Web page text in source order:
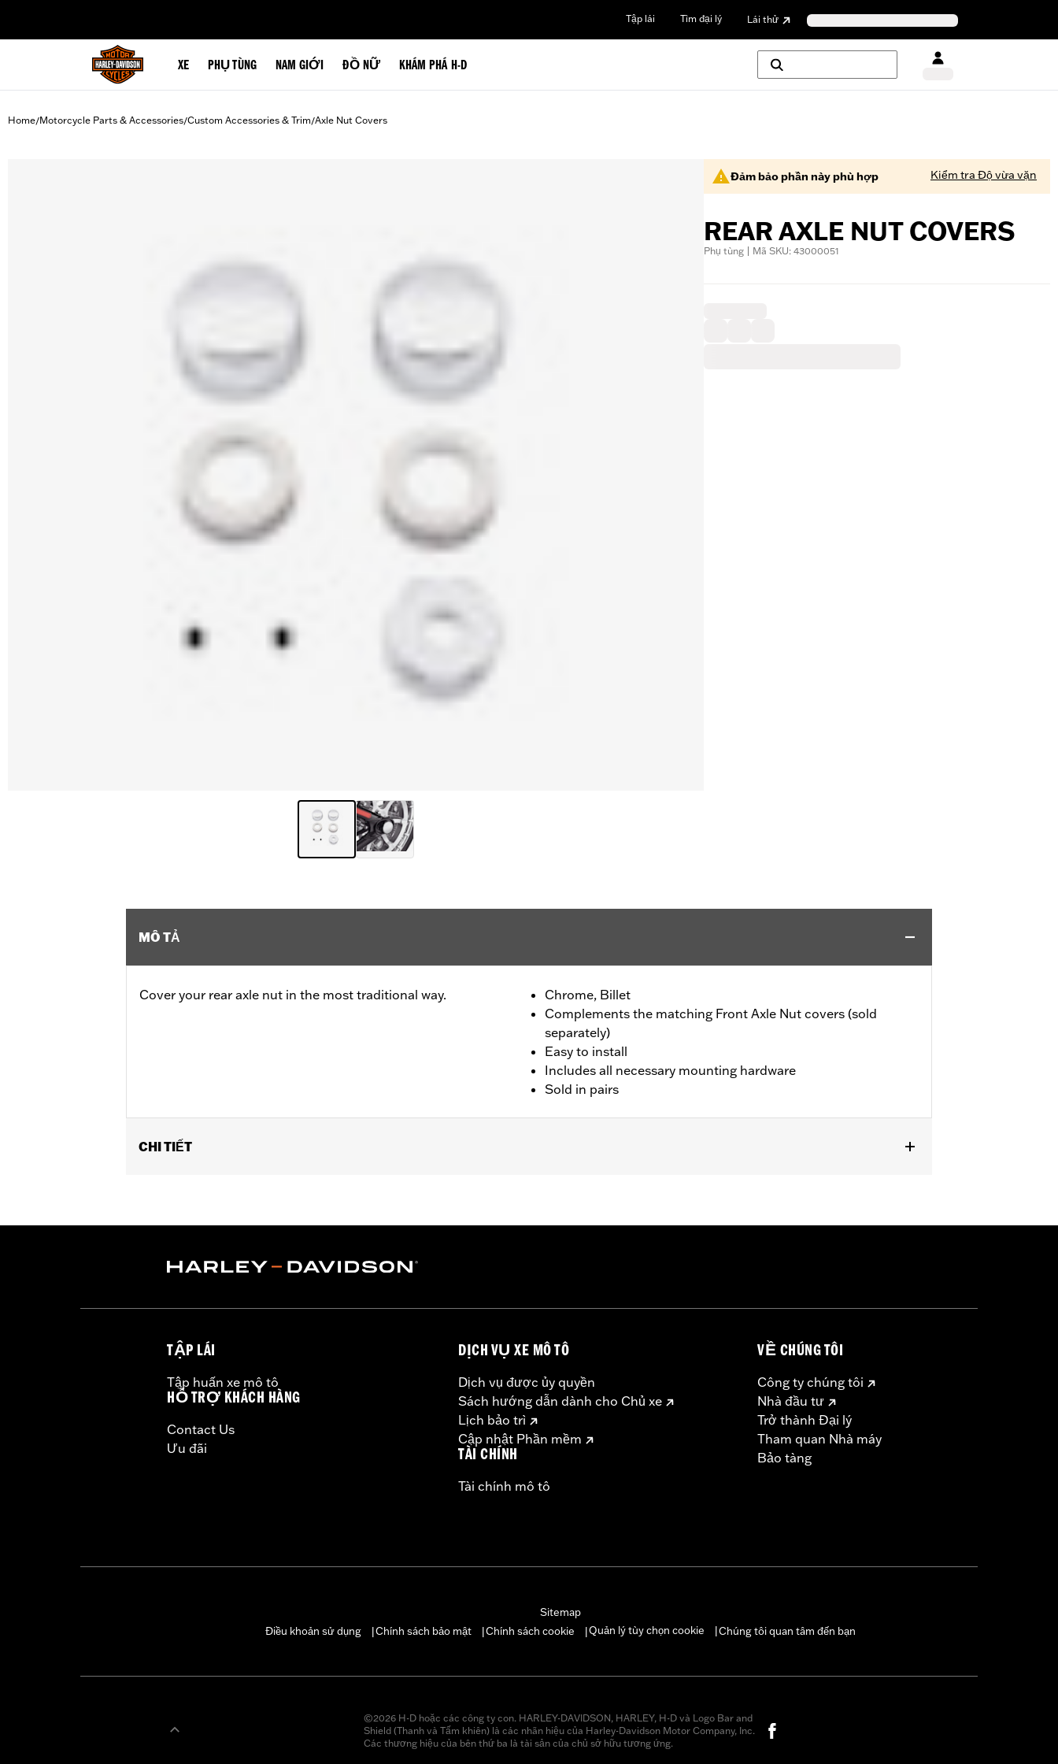
Tập lái Tìm đại lý Lái thử
XE PHỤ TÙNG NAM GIỚI ĐỒ NỮ KHÁM PHÁ H-D
Home/Motorcycle Parts & Accessories/Custom Accessories & Trim/Axle Nut Covers
Đảm bảo phần này phù hợp Kiểm tra Độ vừa vặn
REAR AXLE NUT COVERS
Phụ tùng | Mã SKU: 43000051
MÔ TẢ
Cover your rear axle nut in the most traditional way.
Chrome, Billet
Complements the matching Front Axle Nut covers (sold
separately)
Easy to install
Includes all necessary mounting hardware
Sold in pairs
CHI TIẾT
Position On Bike:Rear
Material: Billet
TẬP LÁI
Tập huấn xe mô tô
HỖ TRỢ KHÁCH HÀNG
Contact Us
Ưu đãi
DỊCH VỤ XE MÔ TÔ
Dịch vụ được ủy quyền
Sách hướng dẫn dành cho Chủ xe
Lịch bảo trì
Cập nhật Phần mềm
TÀI CHÍNH
Tài chính mô tô
VỀ CHÚNG TÔI
Công ty chúng tôi
Nhà đầu tư
Trở thành Đại lý
Tham quan Nhà máy
Bảo tàng
Sitemap
Điều khoản sử dụng
Chính sách bảo mật Chính sách cookie Quản lý tùy chọn cookie Chúng tôi quan tâm đến bạn
©2026 H-D hoặc các công ty con. HARLEY-DAVIDSON, HARLEY, H-D và Logo Bar and
Shield (Thanh và Tấm khiên) là các nhãn hiệu của Harley-Davidson Motor Company, Inc.
Các thương hiệu của bên thứ ba là tài sản của chủ sở hữu tương ứng.